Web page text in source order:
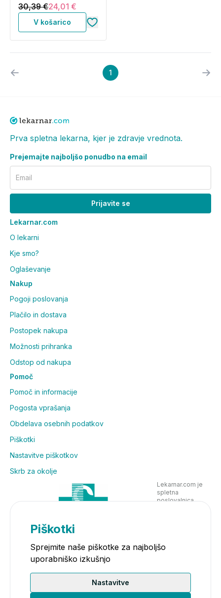
30,39 €24,01 €
V košarico
1
Prva spletna lekarna, kjer je zdravje vrednota.
Prejemajte najboljšo ponudbo na email
Email
Prijavite se
Lekarnar.com
O lekarni
Kje smo?
Oglaševanje
Nakup
Pogoji poslovanja
Plačilo in dostava
Postopek nakupa
Možnosti prihranka
Odstop od nakupa
Pomoč
Pomoč in informacije
Pogosta vprašanja
Obdelava osebnih podatkov
Piškotki
Nastavitve piškotkov
Skrb za okolje
Lekarnar.com je
spletna
poslovalnica
Piškotki
Sprejmite naše piškotke za najboljšo
uporabniško izkušnjo
Nastavitve